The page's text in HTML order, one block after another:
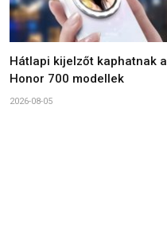
Hátlapi kijelzőt kaphatnak a
Honor 700 modellek
2026-08-05